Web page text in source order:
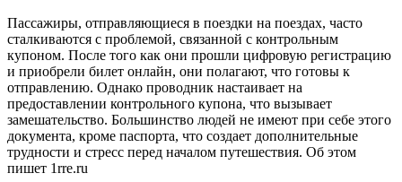
Пассажиры, отправляющиеся в поездки на поездах, часто
сталкиваются с проблемой, связанной с контрольным
купоном. После того как они прошли цифровую регистрацию
и приобрели билет онлайн, они полагают, что готовы к
отправлению. Однако проводник настаивает на
предоставлении контрольного купона, что вызывает
замешательство. Большинство людей не имеют при себе этого
документа, кроме паспорта, что создает дополнительные
трудности и стресс перед началом путешествия. Об этом
пишет 1rre.ru